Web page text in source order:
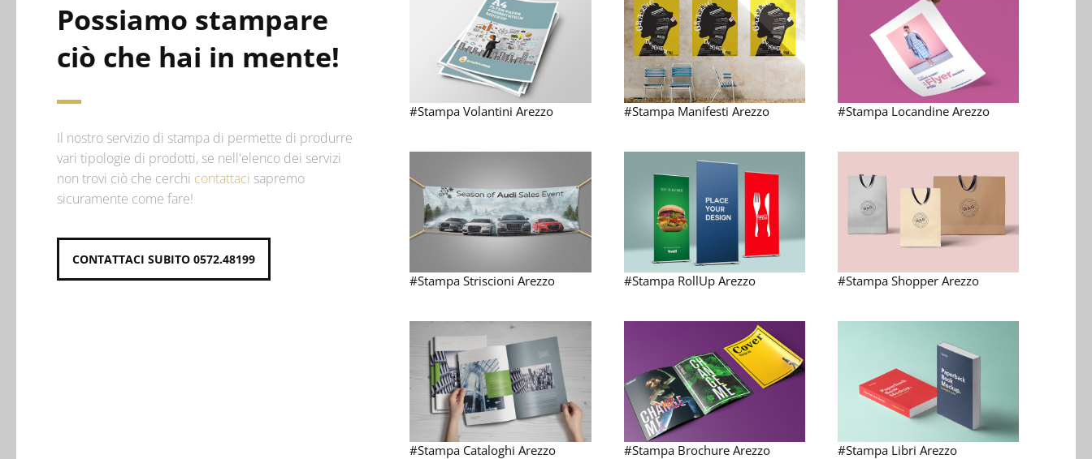
Possiamo stampare
ciò che hai in mente!
Il nostro servizio di stampa di permette di produrre
vari tipologie di prodotti, se nell'elenco dei servizi
non trovi ciò che cerchi contattaci sapremo
sicuramente come fare!
CONTATTACI SUBITO 0572.48199
#Stampa Volantini Arezzo #Stampa Manifesti Arezzo #Stampa Locandine Arezzo
#Stampa Striscioni Arezzo #Stampa RollUp Arezzo #Stampa Shopper Arezzo
#Stampa Cataloghi Arezzo #Stampa Brochure Arezzo #Stampa Libri Arezzo